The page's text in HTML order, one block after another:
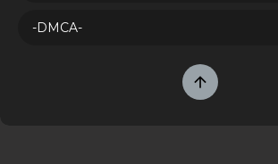
-DMCA-